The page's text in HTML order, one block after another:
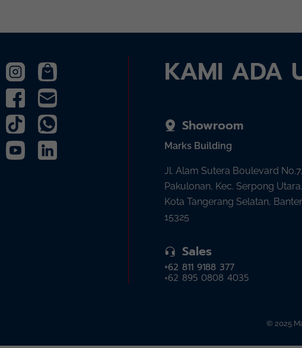
KAMI ADA
Showroom
Marks Building
Jl. Alam Sutera Boulevard No.7,
Pakulonan, Kec. Serpong Utara,
Kota Tangerang Selatan,
15325
Sales
+62 811 9188 377
+62 895 0808 4035
© 2025